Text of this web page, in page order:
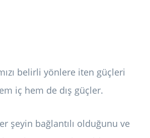
belirli yönlere iten güçleri
iç hem de dış güçler.
şeyin bağlantılı olduğunu ve